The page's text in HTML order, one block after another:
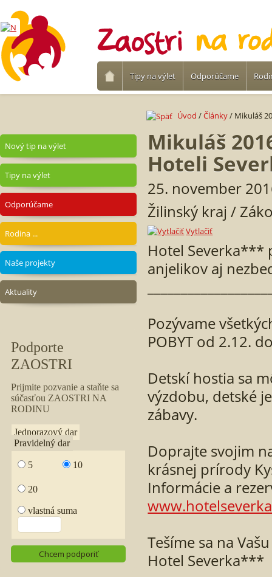
Tipy na výlet Odporúčame
Nový tip na výlet
Tipy na výlet
Odporúčame
Rodina ...
Naše projekty
Aktuality
Úvod /Články/ Mikuláš
Mikuláš
Hoteli
25. november
Žilinský kraj /
Vytlačiť
Hotel Severka***
anjelikov aj
Pozývame
POBYT od 2.12.
Detskí hostia sa
výzdobu, detské
zábavy.
Doprajte svojim
krásnej prírody
Informácie a
Tešíme sa na
Hotel Severka***